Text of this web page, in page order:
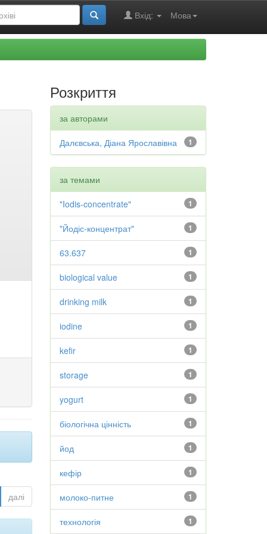
Мова
Вхід:
далі
Розкриття
за авторами
1
Далєвська, Діана Ярославівна
за темами
1
"Iodis-concentrate"
1
"Йодіс-концентрат"
1
63.637
1
biological value
1
drinking milk
1
iodine
1
kefir
1
storage
1
yogurt
1
біологічна цінність
1
йод
1
кефір
1
молоко-питне
1
технологія